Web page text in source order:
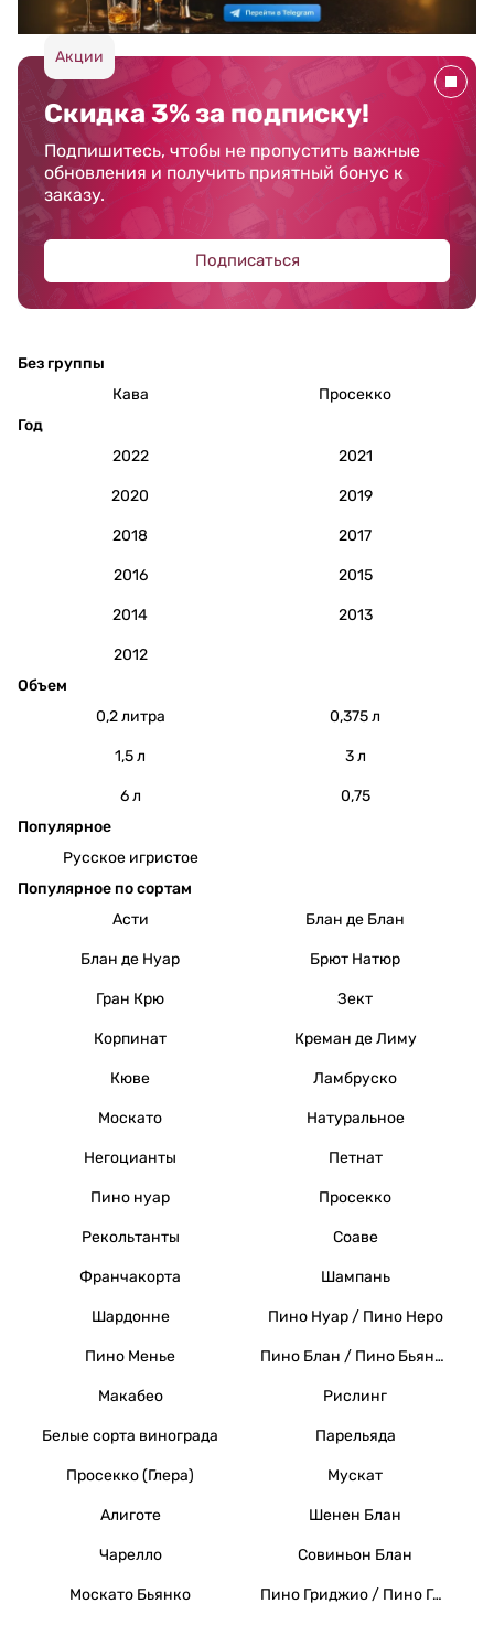
Акции
Скидка 3% за подписку!
Подпишитесь, чтобы не пропустить важные
обновления и получить приятный бонус к
заказу.
Подписаться
Без группы
Кава
Просекко
Год
2022
2021
2020 2019
2018 2017
2016 2015
2014 2013
2012
Объем
0,2 литра
0,375 л
1,5 л 3 л
6 л
0,75
Популярное
Русское игристое
Популярное по сортам
Асти
Блан де Блан
Блан де Нуар Брют Натюр
Гран Крю Зект
Корпинат Креман де Лиму
Кюве Ламбруско
Москато Натуральное
Негоцианты Петнат
Пино нуар Просекко
Рекольтанты Соаве
Франчакорта Шампань
Шардонне Пино Нуар / Пино Неро
Пино Менье Пино Блан / Пино Бьянко / Вайссер Бургундер
Макабео Рислинг
Белые сорта винограда Парельяда
Просекко (Глера) Мускат
Алиготе Шенен Блан
Чарелло Совиньон Блан
Москато Бьянко Пино Гриджио / Пино Гри